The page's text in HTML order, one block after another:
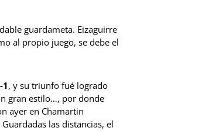
guardameta. Eizaguirre
al propio juego, se debe el
, y su triunfo fué logrado
gran estilo…, por donde
ayer en Chamartin
las distancias, el